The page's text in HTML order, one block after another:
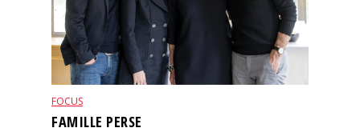
FOCUS
FAMILLE PERSE